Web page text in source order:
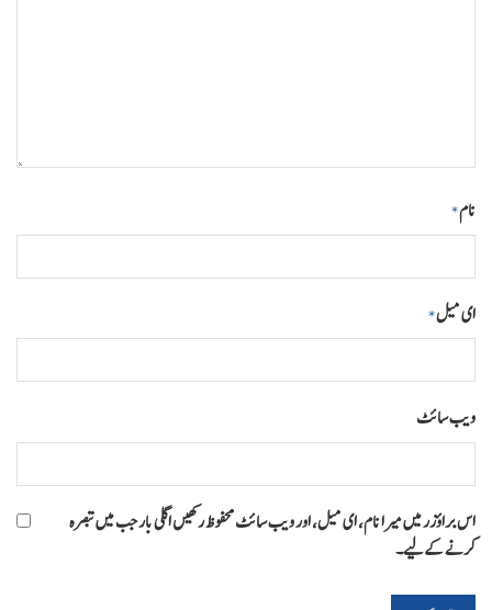
نام*
ای میل*
ویب‌ سائٹ
اس براؤزر میں میرا نام، ای میل، اور ویب سائٹ محفوظ رکھیں اگلی بار جب میں تبصرہ
کرنے کےلیے۔